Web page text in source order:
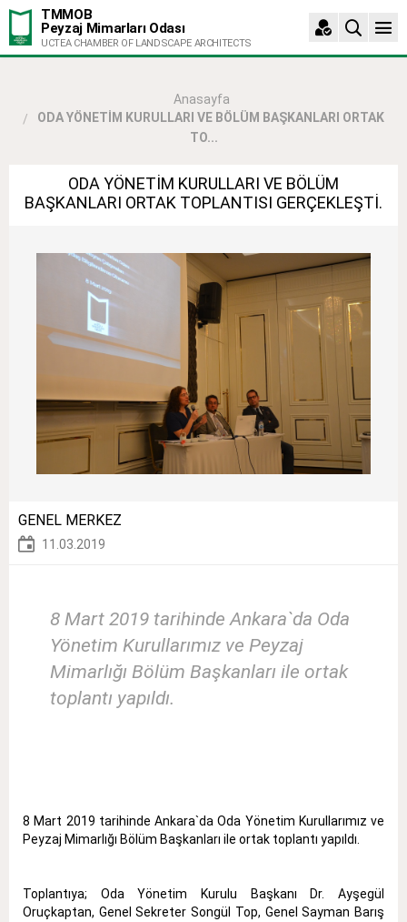
TMMOB
Peyzaj Mimarları Odası
UCTEA CHAMBER OF LANDSCAPE ARCHITECTS
Anasayfa
ODA YÖNETİM KURULLARI VE BÖLÜM BAŞKANLARI ORTAK
TO...
ODA YÖNETİM KURULLARI VE BÖLÜM
BAŞKANLARI ORTAK TOPLANTISI GERÇEKLEŞTİ.
GENEL MERKEZ
11.03.2019
8 Mart 2019 tarihinde Ankara`da Oda
Yönetim Kurullarımız ve Peyzaj
Mimarlığı Bölüm Başkanları ile ortak
toplantı yapıldı.
8 Mart 2019 tarihinde Ankara`da Oda Yönetim Kurullarımız ve
Peyzaj Mimarlığı Bölüm Başkanları ile ortak toplantı yapıldı.
Toplantıya; Oda Yönetim Kurulu Başkanı Dr. Ayşegül
Oruçkaptan, Genel Sekreter Songül Top, Genel Sayman Barış